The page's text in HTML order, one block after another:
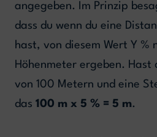
angegeben. Im Prinzip
dass du wenn du eine
hast, von diesem Wert Y %
Höhenmeter ergeben. Hast
von 100 Metern und eine
das 100 m x 5 % = 5 m.